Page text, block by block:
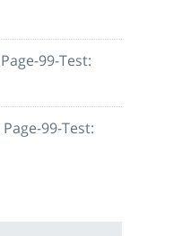
Page-99-Test:
Page-99-Test: